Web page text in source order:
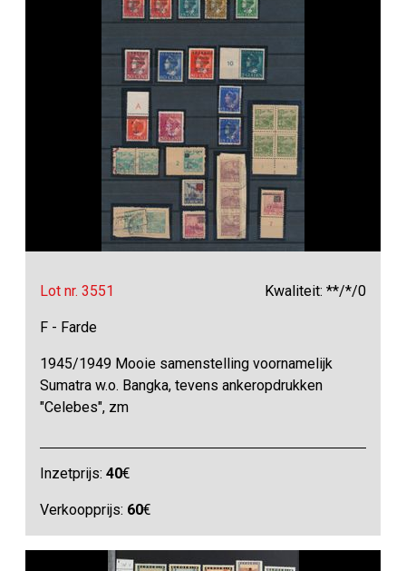
Lot nr. 3551 Kwaliteit: **/*/0
F - Farde
1945/1949 Mooie samenstelling voornamelijk
Sumatra w.o. Bangka, tevens ankeropdrukken
"Celebes", zm
Inzetprijs:40€
Verkoopprijs: 60€